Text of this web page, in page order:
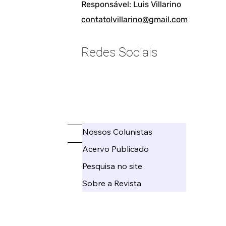
Responsável: Luis Villarino
contatolvillarino@gmail.com
Redes Sociais
_____
Nossos Colunistas
Acervo Publicado
Pesquisa no site
Sobre a Revista